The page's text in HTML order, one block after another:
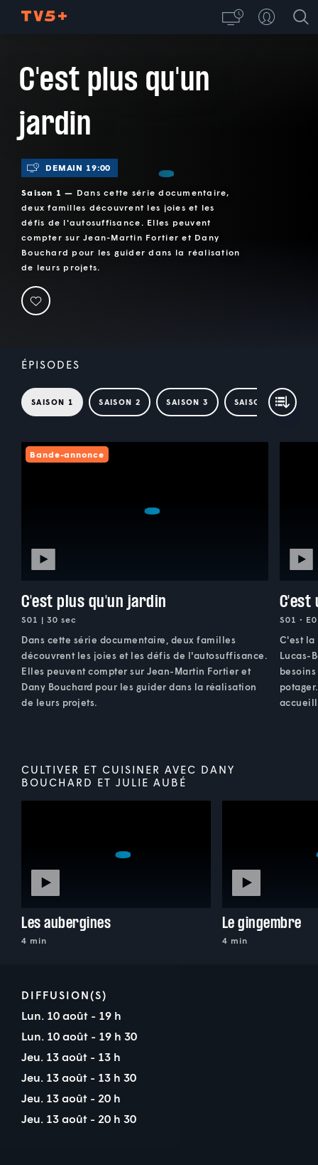
C'est plus qu'un
jardin
DEMAIN 19:00
Saison 1 — Dans cette série documentaire,
deux familles découvrent les joies et les
défis de l'autosuffisance. Elles peuvent
compter sur Jean-Martin Fortier et Dany
Bouchard pour les guider dans la réalisation
de leurs projets.
ÉPISODES
SAISON 1 SAISON 2 SAISON 3 SAISON 4
Bande-annonce
C'est plus qu'un jardin
S01 | 30 sec
Dans cette série documentaire, deux familles
découvrent les joies et les défis de l'autosuffisance.
Elles peuvent compter sur Jean-Martin Fortier et
Dany Bouchard pour les guider dans la réalisation
de leurs projets.
C'est
S01 •
C'est la
Lucas-
CULTIVER ET CUISINER AVEC DANY
BOUCHARD ET JULIE AUBÉ
Les aubergines
4 min
Le gingembre
4 min
DIFFUSION(S)
Lun. 10 août - 19 h
Lun. 10 août - 19 h 30
Jeu. 13 août - 13 h
Jeu. 13 août - 13 h 30
Jeu. 13 août - 20 h
Jeu. 13 août - 20 h 30